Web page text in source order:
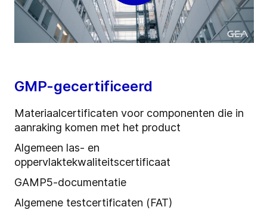
GMP-gecertificeerd
Materiaalcertificaten voor componenten die in
aanraking komen met het product
Algemeen las- en
oppervlaktekwaliteitscertificaat
GAMP5-documentatie
Algemene testcertificaten (FAT)